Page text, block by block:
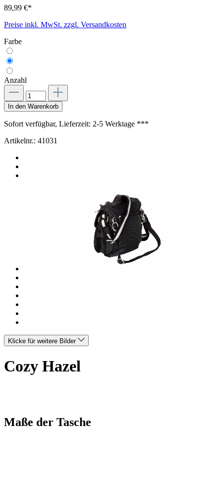
89,99 €*
Preise inkl. MwSt. zzgl. Versandkosten
Farbe
Anzahl
In den Warenkorb
Sofort verfügbar, Lieferzeit: 2-5 Werktage ***
Artikelnr.: 41031
Klicke für weitere Bilder
Cozy Hazel
Maße der Tasche